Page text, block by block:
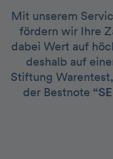
Mit unserem
fördern wir Ihre
dabei Wert auf
deshalb auf
Stiftung
der Bestnote